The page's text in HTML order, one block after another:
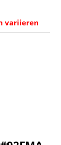
variieren